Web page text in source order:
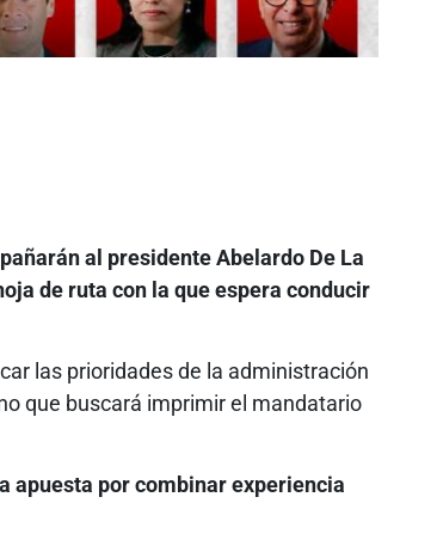
al presidente Abelardo De La
de ruta con la que espera conducir
las prioridades de la administración
que buscará imprimir el mandatario
apuesta por combinar experiencia